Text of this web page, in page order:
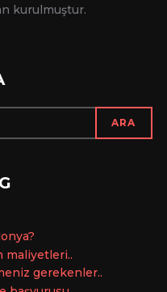
kurulmuştur.
ARA
maliyetleri..
gerekenler..